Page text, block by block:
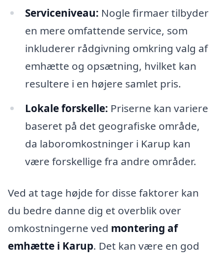
Serviceniveau: Nogle firmaer tilbyder
en mere omfattende service, som
inkluderer rådgivning omkring valg af
emhætte og opsætning, hvilket kan
resultere i en højere samlet pris.
Lokale forskelle: Priserne kan variere
baseret på det geografiske område,
da laboromkostninger i Karup kan
være forskellige fra andre områder.
Ved at tage højde for disse faktorer kan
du bedre danne dig et overblik over
omkostningerne ved montering af
emhætte i Karup. Det kan være en god